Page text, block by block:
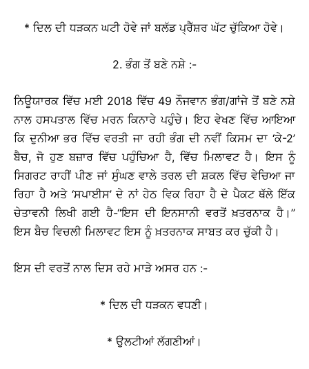
* ਦਿਲ ਦੀ ਧੜਕਨ ਘਟੀ ਹੋਵੇ ਜਾਂ ਬਲੱਡ ਪ੍ਰੈੱਸ਼ਰ ਘੱਟ ਚੁੱਕਿਆ ਹੋਵੇ।
2. ਭੰਗ ਤੋਂ ਬਣੇ ਨਸ਼ੇ :-
ਨਿਊਯਾਰਕ ਵਿੱਚ ਮਈ 2018 ਵਿੱਚ 49 ਨੌਜਵਾਨ ਭੰਗ/ਗਾਂਜੇ ਤੋਂ ਬਣੇ ਨਸ਼ੇ
ਨਾਲ ਹਸਪਤਾਲ ਵਿੱਚ ਮਰਨ ਕਿਨਾਰੇ ਪਹੁੰਚੇ। ਇਹ ਵੇਖਣ ਵਿੱਚ ਆਇਆ
ਕਿ ਦੁਨੀਆ ਭਰ ਵਿੱਚ ਵਰਤੀ ਜਾ ਰਹੀ ਭੰਗ ਦੀ ਨਵੀਂ ਕਿਸਮ ਦਾ ‘ਕੇ-2’
ਬੈਚ, ਜੋ ਹੁਣ ਬਜ਼ਾਰ ਵਿੱਚ ਪਹੁੰਚਿਆ ਹੈ, ਵਿੱਚ ਮਿਲਾਵਟ ਹੈ। ਇਸ ਨੂੰ
ਸਿਗਰਟ ਰਾਹੀਂ ਪੀਣ ਜਾਂ ਸੁੰਘਣ ਵਾਲੇ ਤਰਲ ਦੀ ਸ਼ਕਲ ਵਿੱਚ ਵੇਚਿਆ ਜਾ
ਰਿਹਾ ਹੈ ਅਤੇ ‘ਸਪਾਈਸ’ ਦੇ ਨਾਂ ਹੇਠ ਵਿਕ ਰਿਹਾ ਹੈ ਦੇ ਪੈਕਟ ਥੱਲੇ ਇੱਕ
ਚੇਤਾਵਨੀ ਲਿਖੀ ਗਈ ਹੈ-‘‘ਇਸ ਦੀ ਇਨਸਾਨੀ ਵਰਤੋਂ ਖ਼ਤਰਨਾਕ ਹੈ।’’
ਇਸ ਬੈਚ ਵਿਚਲੀ ਮਿਲਾਵਟ ਇਸ ਨੂੰ ਖ਼ਤਰਨਾਕ ਸਾਬਤ ਕਰ ਚੁੱਕੀ ਹੈ।
ਇਸ ਦੀ ਵਰਤੋਂ ਨਾਲ ਦਿਸ ਰਹੇ ਮਾੜੇ ਅਸਰ ਹਨ :-
* ਦਿਲ ਦੀ ਧੜਕਨ ਵਧਣੀ।
* ਉਲਟੀਆਂ ਲੱਗਣੀਆਂ।